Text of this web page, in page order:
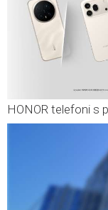
HONOR telefoni s